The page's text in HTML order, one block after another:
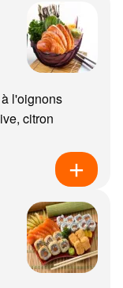
l'oignons
citron